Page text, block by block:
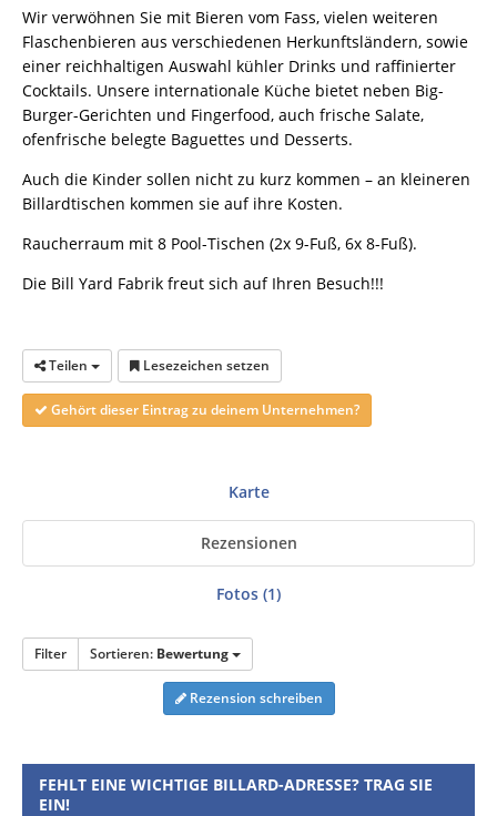
Wir verwöhnen Sie mit Bieren vom Fass, vielen weiteren
Flaschenbieren aus verschiedenen Herkunftsländern, sowie
einer reichhaltigen Auswahl kühler Drinks und raffinierter
Cocktails. Unsere internationale Küche bietet neben Big-
Burger-Gerichten und Fingerfood, auch frische Salate,
ofenfrische belegte Baguettes und Desserts.
Auch die Kinder sollen nicht zu kurz kommen – an kleineren
Billardtischen kommen sie auf ihre Kosten.
Raucherraum mit 8 Pool-Tischen (2x 9-Fuß, 6x 8-Fuß).
Die Bill Yard Fabrik freut sich auf Ihren Besuch!!!
Teilen Lesezeichen setzen
Gehört dieser Eintrag zu deinem Unternehmen?
Karte
Rezensionen
Fotos (1)
Filter Sortieren: Bewertung
Rezension schreiben
FEHLT EINE WICHTIGE BILLARD-ADRESSE? TRAG SIE
EIN!